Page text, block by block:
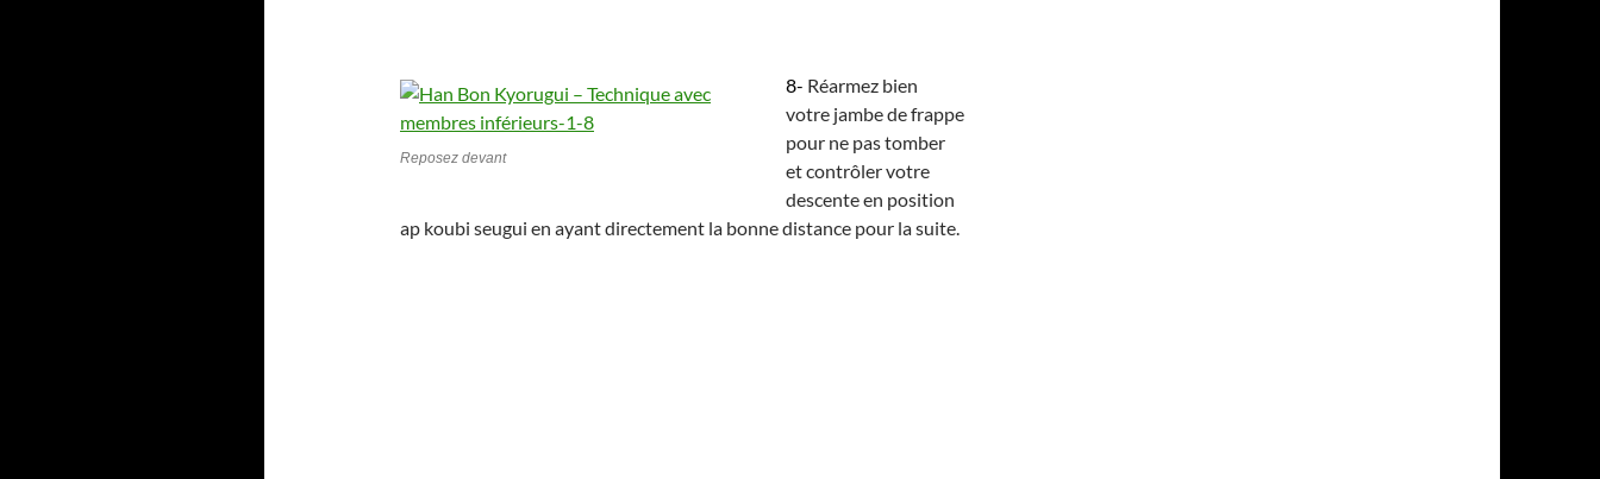
Reposez devant
8- Réarmez bien
votre jambe de frappe
pour ne pas tomber
et contrôler votre
descente en position
ap koubi seugui en ayant directement la bonne distance pour la suite.